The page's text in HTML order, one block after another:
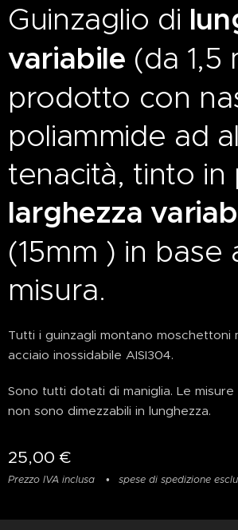
Guinzaglio di
variabile (da 1,5
prodotto con
poliammide ad
tenacità, tinto in
larghezza
(15mm ) in base
misura.
Tutti i guinzagli montano moschettoni
acciaio inossidabile AISI304.
Sono tutti dotati di maniglia. Le misure
non sono dimezzabili in lunghezza.
25,00 €
Prezzo IVA inclusa spese di spedizione